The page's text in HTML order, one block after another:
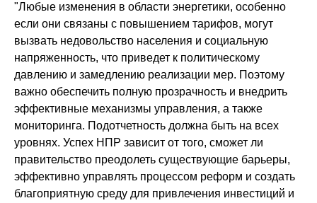
"Любые изменения в области энергетики, особенно
если они связаны с повышением тарифов, могут
вызвать недовольство населения и социальную
напряженность, что приведет к политическому
давлению и замедлению реализации мер. Поэтому
важно обеспечить полную прозрачность и внедрить
эффективные механизмы управления, а также
мониторинга. Подотчетность должна быть на всех
уровнях. Успех НПР зависит от того, сможет ли
правительство преодолеть существующие барьеры,
эффективно управлять процессом реформ и создать
благоприятную среду для привлечения инвестиций и